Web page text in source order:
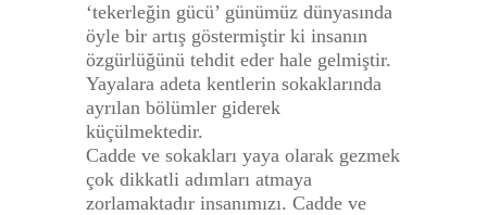
‘tekerleğin gücü’ günümüz dünyasında
öyle bir artış göstermiştir ki insanın
özgürlüğünü tehdit eder hale gelmiştir.
Yayalara adeta kentlerin sokaklarında
ayrılan bölümler giderek
küçülmektedir.
Cadde ve sokakları yaya olarak gezmek
çok dikkatli adımları atmaya
zorlamaktadır insanımızı. Cadde ve